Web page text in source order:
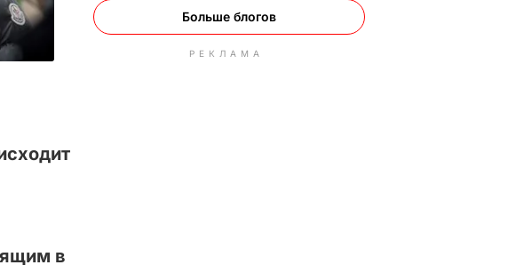
в
Больше блогов
РЕКЛАМА